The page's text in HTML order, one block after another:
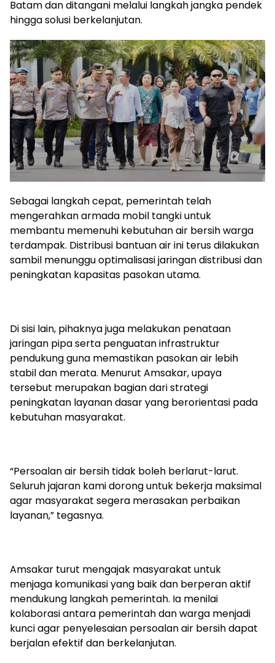
Batam dan ditangani melalui langkah jangka pendek
hingga solusi berkelanjutan.
Sebagai langkah cepat, pemerintah telah
mengerahkan armada mobil tangki untuk
membantu memenuhi kebutuhan air bersih warga
terdampak. Distribusi bantuan air ini terus dilakukan
sambil menunggu optimalisasi jaringan distribusi dan
peningkatan kapasitas pasokan utama.
Di sisi lain, pihaknya juga melakukan penataan
jaringan pipa serta penguatan infrastruktur
pendukung guna memastikan pasokan air lebih
stabil dan merata. Menurut Amsakar, upaya
tersebut merupakan bagian dari strategi
peningkatan layanan dasar yang berorientasi pada
kebutuhan masyarakat.
“Persoalan air bersih tidak boleh berlarut-larut.
Seluruh jajaran kami dorong untuk bekerja maksimal
agar masyarakat segera merasakan perbaikan
layanan,” tegasnya.
Amsakar turut mengajak masyarakat untuk
menjaga komunikasi yang baik dan berperan aktif
mendukung langkah pemerintah. Ia menilai
kolaborasi antara pemerintah dan warga menjadi
kunci agar penyelesaian persoalan air bersih dapat
berjalan efektif dan berkelanjutan.